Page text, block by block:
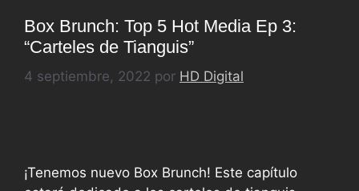
Box Brunch: Top 5 Hot Media Ep 3:
“Carteles de Tianguis”
4 septiembre, 2022 por HD Digital
¡Tenemos nuevo Box Brunch! Este capítulo